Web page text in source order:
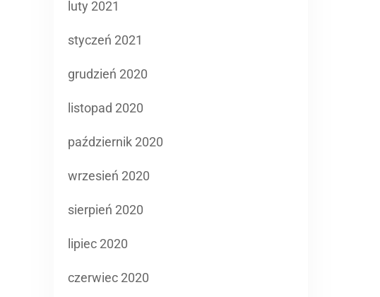
luty 2021
styczeń 2021
grudzień 2020
listopad 2020
październik 2020
wrzesień 2020
sierpień 2020
lipiec 2020
czerwiec 2020